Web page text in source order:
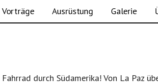
& mehr
Vorträge Ausrüstung Galerie
durch Sü­dameri­ka! Von La Paz